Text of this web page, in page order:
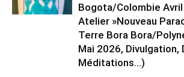
Bogota/Colombie
Atelier »Nouveau
Terre Bora Bora/
Mai 2026, Divulgation,
Méditations…)